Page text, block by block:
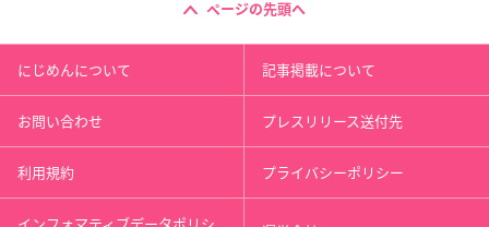
ページの先頭へ
にじめんについて 記事掲載について
お問い合わせ プレスリリース送付先
利用規約 プライバシーポリシー